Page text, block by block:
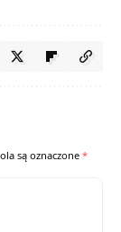
są oznaczone *